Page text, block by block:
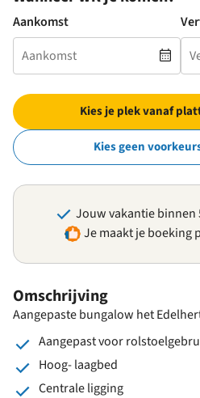
Omschrijving
Aangepaste bungalow het
Aangepast voor
Hoog- laagbed
Centrale ligging
Aankomst
Kies je plek vanaf
Kies geen
Jouw vakantie binnen
Je maakt je boeking